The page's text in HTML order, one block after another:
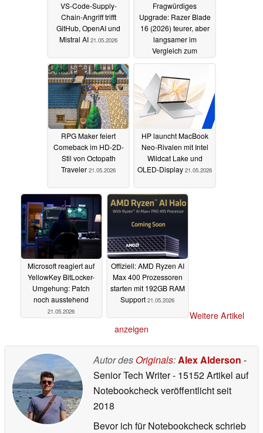
VS-Code-Supply-
Chain-Angriff trifft
GitHub, OpenAI und
Mistral AI 21.05.2026
Fragwürdiges
Upgrade: Razer Blade
16 (2026) teurer, aber
langsamer im
Vergleich zum
RPG Maker feiert
Comeback im HD-2D-
Stil von Octopath
Traveler 21.05.2026
HP launcht MacBook
Neo-Rivalen mit Intel
Wildcat Lake und
OLED-Display 21.05.2026
Microsoft reagiert auf
YellowKey BitLocker-
Umgehung: Patch
noch ausstehend
21.05.2026
Offiziell: AMD Ryzen AI
Max 400 Prozessoren
starten mit 192GB RAM
Support 21.05.2026
Weitere Artikel
anzeigen
Autor des Originals:Alex Alderson -
Senior Tech Writer- 15152 Artikel auf
Notebookcheck veröffentlichtseit
2018
Bevor ich für Notebookcheck schrieb